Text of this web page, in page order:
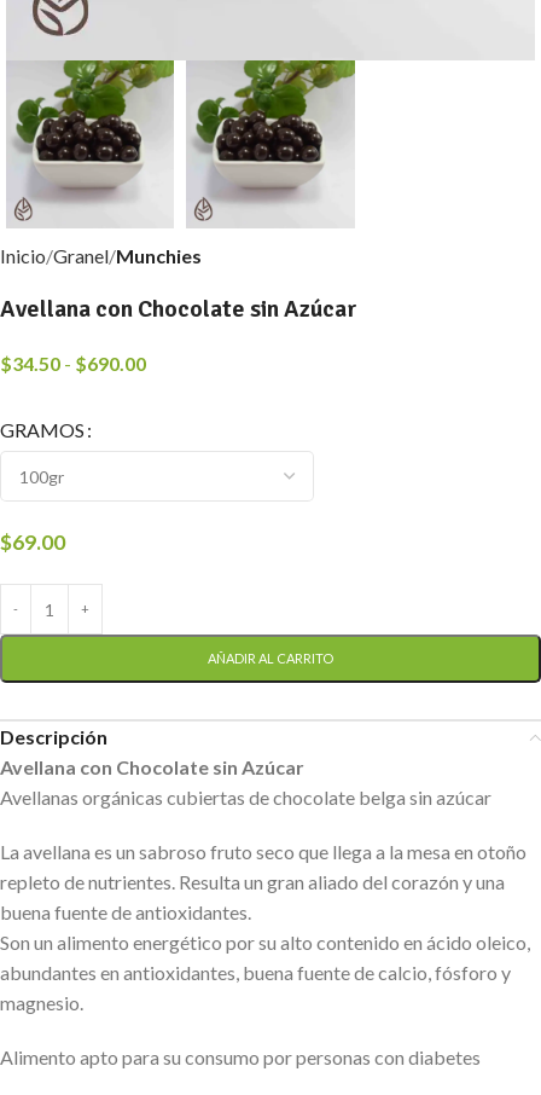
Inicio Granel Munchies
Avellana con Chocolate sin Azúcar
$34.50 - $690.00
GRAMOS
$69.00
AÑADIR AL CARRITO
Descripción
Avellana con Chocolate sin Azúcar
Avellanas orgánicas cubiertas de chocolate belga sin azúcar
La avellana es un sabroso fruto seco que llega a la mesa en otoño
repleto de nutrientes. Resulta un gran aliado del corazón y una
buena fuente de antioxidantes.
Son un alimento energético por su alto contenido en ácido oleico,
abundantes en antioxidantes, buena fuente de calcio, fósforo y
magnesio.
Alimento apto para su consumo por personas con diabetes